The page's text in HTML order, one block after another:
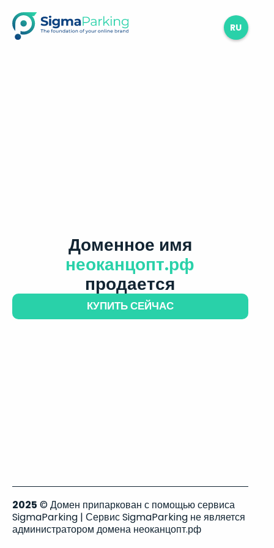
RU
Доменное имя
неоканцопт.рф
продается
КУПИТЬ СЕЙЧАС
2025 © Домен припаркован с помощью сервиса
SigmaParking | Сервис SigmaParking не является
администратором домена неоканцопт.рф